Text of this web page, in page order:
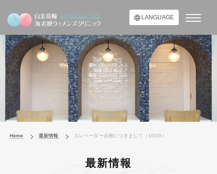
LANGUAGE
Home 最新情報 エレベーター点検につきまして（10/19）
最新情報